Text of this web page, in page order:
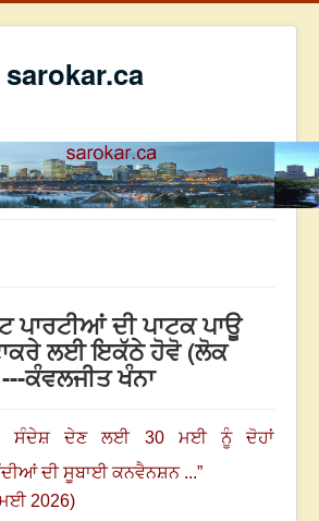
sarokar.ca
and no members online
ਇਸ ਹਫਤੇ35997 ਇਸ ਮਹੀਨੇ
ਪਾਰਟੀਆਂ ਦੀ ਪਾਟਕ ਪਾਊ
ਲਈ ਇਕੱਠੇ ਹੋਵੋ (ਲੋਕ
ਕੰਵਲਜੀਤ ਖੰਨਾ
ਸੰਦੇਸ਼ ਦੇਣ ਲਈ 30ਮਈ ਨੂੰ ਦੋਹਾਂ
ਦੀ ਸੂਬਾਈ ਕਨਵੈਨਸ਼ਨ ...”
2026)